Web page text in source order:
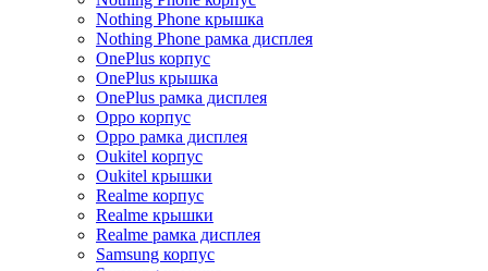
Nothing Phone крышка
Nothing Phone рамка дисплея
OnePlus корпус
OnePlus крышка
OnePlus рамка дисплея
Oppo корпус
Oppo рамка дисплея
Oukitel корпус
Oukitel крышки
Realme корпус
Realme крышки
Realme рамка дисплея
Samsung корпус